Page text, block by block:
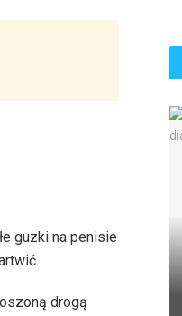
guzki na penisie
drogą